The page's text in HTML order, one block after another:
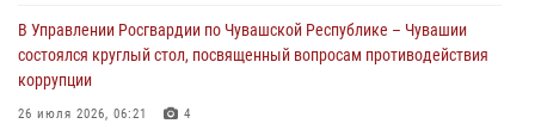
В Управлении Росгвардии по Чувашской Республике – Чувашии
состоялся круглый стол, посвященный вопросам противодействия
коррупции
26 июля 2026, 06:21 4